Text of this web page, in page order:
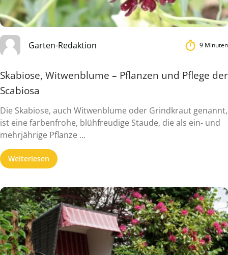
Garten-Redaktion 9 Minuten
Skabiose, Witwenblume – Pflanzen und Pflege der
Scabiosa
Die Skabiose, auch Witwenblume oder Grindkraut genannt,
ist eine farbenfrohe, blühfreudige Staude, die als ein- und
mehrjährige Pflanze ...
Weiterlesen